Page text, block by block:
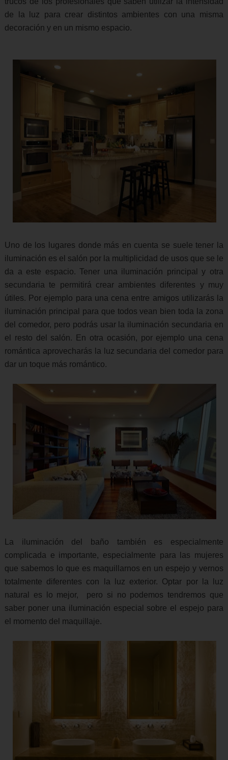
de la luz para crear distintos ambientes con una misma
decoración y en un mismo espacio.
Uno de los lugares donde más en cuenta se suele tener la
iluminación es el salón por la multiplicidad de usos que se le
da a este espacio. Tener una iluminación principal y otra
secundaria te permitirá crear ambientes diferentes y muy
útiles. Por ejemplo para una cena entre amigos utilizarás la
iluminación principal para que todos vean bien toda la zona
del comedor, pero podrás usar la iluminación secundaria en
el resto del salón. En otra ocasión, por ejemplo una cena
romántica aprovecharás la luz secundaria del comedor para
dar un toque más romántico.
La iluminación del baño también es especialmente
complicada e importante, especialmente para las mujeres
que sabemos lo que es maquillarnos en un espejo y vernos
totalmente diferentes con la luz exterior. Optar por la luz
natural es lo mejor, pero si no podemos tendremos que
saber poner una iluminación especial sobre el espejo para
el momento del maquillaje.